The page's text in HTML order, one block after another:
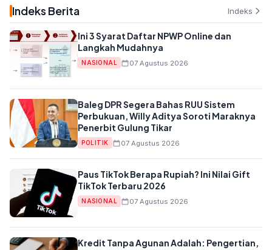
Indeks Berita Indeks
Ini 3 Syarat Daftar NPWP Online dan
Langkah Mudahnya
NASIONAL 07 Agustus 2026
Baleg DPR Segera Bahas RUU Sistem
Perbukuan, Willy Aditya Soroti Maraknya
Penerbit Gulung Tikar
POLITIK 07 Agustus 2026
Paus TikTok Berapa Rupiah? Ini Nilai Gift
TikTok Terbaru 2026
NASIONAL 07 Agustus 2026
Kredit Tanpa Agunan Adalah: Pengertian,